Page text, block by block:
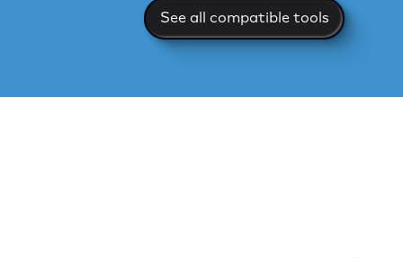
See all compatible tools
See all compatible